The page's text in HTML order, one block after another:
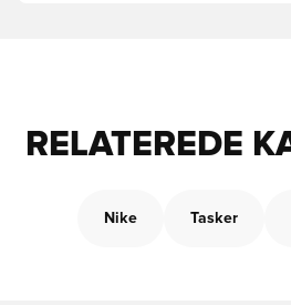
RELATEREDE
Nike Tasker